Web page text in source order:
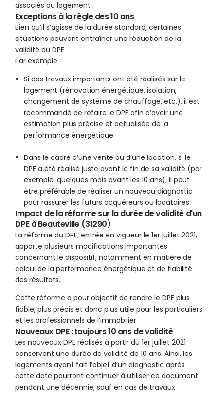
associés au logement.
Exceptions à la règle des 10 ans
Bien qu’il s’agisse de la durée standard, certaines
situations peuvent entraîner une réduction de la
validité du DPE.
Par exemple :
Si des travaux importants ont été réalisés sur le
logement (rénovation énergétique, isolation,
changement de système de chauffage, etc.), il est
recommandé de refaire le DPE afin d’avoir une
estimation plus précise et actualisée de la
performance énergétique.
Dans le cadre d’une vente ou d’une location, si le
DPE a été réalisé juste avant la fin de sa validité (par
exemple, quelques mois avant les 10 ans), il peut
être préférable de réaliser un nouveau diagnostic
pour rassurer les futurs acquéreurs ou locataires.
Impact de la réforme sur la durée de validité d'un
DPE à Beauteville (31290)
La réforme du DPE, entrée en vigueur le 1er juillet 2021,
apporte plusieurs modifications importantes
concernant le dispositif, notamment en matière de
calcul de la performance énergétique et de fiabilité
des résultats.
Cette réforme a pour objectif de rendre le DPE plus
fiable, plus précis et donc plus utile pour les particuliers
et les professionnels de l’immobilier.
Nouveaux DPE : toujours 10 ans de validité
Les nouveaux DPE réalisés à partir du 1er juillet 2021
conservent une durée de validité de 10 ans. Ainsi, les
logements ayant fait l’objet d’un diagnostic après
cette date pourront continuer à utiliser ce document
pendant une décennie, sauf en cas de travaux